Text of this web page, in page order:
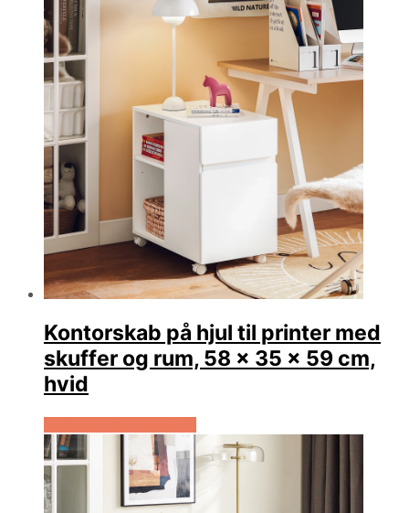
Kontorskab på hjul til printer med
skuffer og rum, 58 x 35 x 59 cm,
hvid